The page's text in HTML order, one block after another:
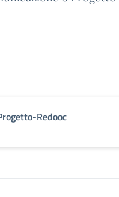
Redooc